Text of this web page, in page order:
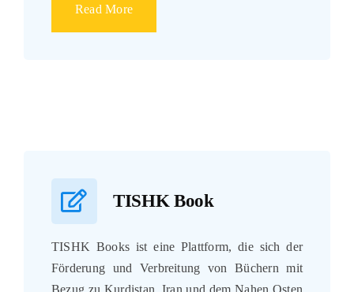
Read More
TISHK Book
TISHK Books ist eine Plattform, die sich der
Förderung und Verbreitung von Büchern mit
Bezug zu Kurdistan, Iran und dem Nahen Osten